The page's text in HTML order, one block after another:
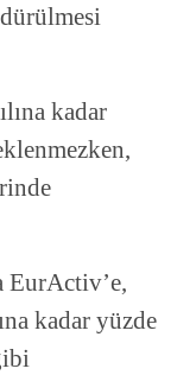
kadar
EurActiv’e,
kadar yüzde